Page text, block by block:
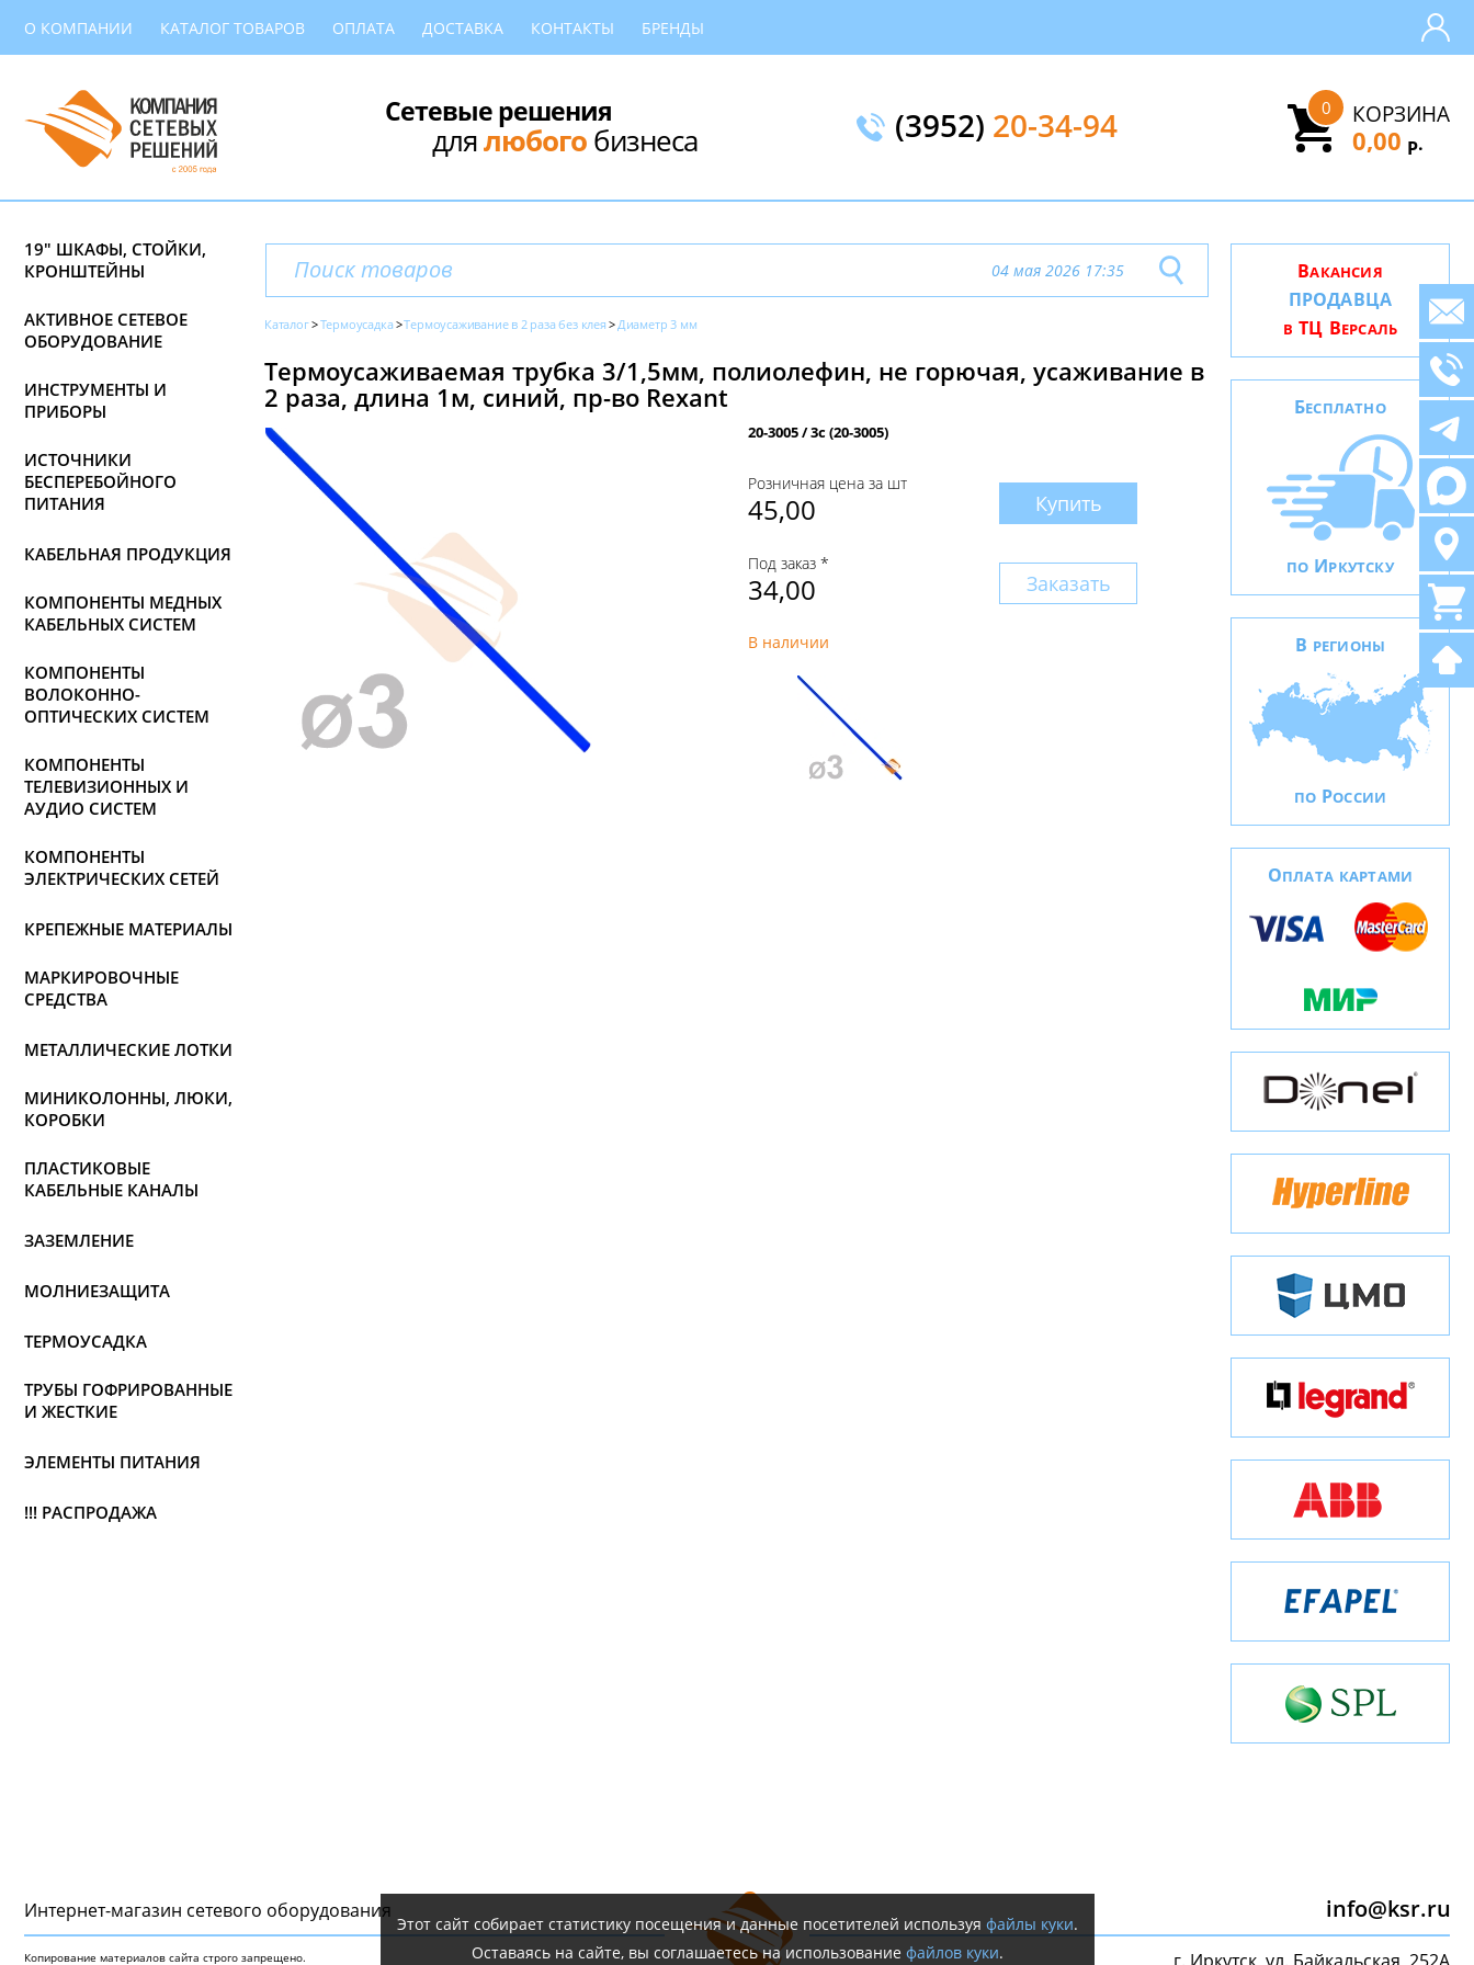
О КОМПАНИИ КАТАЛОГ ТОВАРОВ ОПЛАТА ДОСТАВКА КОНТАКТЫ БРЕНДЫ
Сетевые решения
длялюбогобизнеса (3952) 20-34-94 КОРЗИНА
0
0,00 Р.
19" ШКАФЫ, СТОЙКИ,
КРОНШТЕЙНЫ
АКТИВНОЕ СЕТЕВОЕ
ОБОРУДОВАНИЕ
ИНСТРУМЕНТЫ И
ПРИБОРЫ
ИСТОЧНИКИ
БЕСПЕРЕБОЙНОГО
ПИТАНИЯ
КАБЕЛЬНАЯ ПРОДУКЦИЯ
КОМПОНЕНТЫ МЕДНЫХ
КАБЕЛЬНЫХ СИСТЕМ
КОМПОНЕНТЫ
ВОЛОКОННО-
ОПТИЧЕСКИХ СИСТЕМ
КОМПОНЕНТЫ
ТЕЛЕВИЗИОННЫХ И
АУДИО СИСТЕМ
КОМПОНЕНТЫ
ЭЛЕКТРИЧЕСКИХ СЕТЕЙ
КРЕПЕЖНЫЕ МАТЕРИАЛЫ
МАРКИРОВОЧНЫЕ
СРЕДСТВА
МЕТАЛЛИЧЕСКИЕ ЛОТКИ
МИНИКОЛОННЫ, ЛЮКИ,
КОРОБКИ
ПЛАСТИКОВЫЕ
КАБЕЛЬНЫЕ КАНАЛЫ
ЗАЗЕМЛЕНИЕ
МОЛНИЕЗАЩИТА
ТЕРМОУСАДКА
ТРУБЫ ГОФРИРОВАННЫЕ
И ЖЕСТКИЕ
ЭЛЕМЕНТЫ ПИТАНИЯ
!!! РАСПРОДАЖА
04 мая 2026 17:35
Каталог Термоусадка Термоусаживание в 2 раза без клея Диаметр 3 мм
Термоусаживаемая трубка 3/1,5мм, полиолефин, не горючая, усаживание в
2 раза, длина 1м, синий, пр-во Rexant
20-3005 / 3с (20-3005)
Розничная цена за шт
45,00 Купить
Под заказ *
34,00 Заказать
В наличии
ВАКАНСИЯ
ПРОДАВЦА
В ТЦ ВЕРСАЛЬ
БЕСПЛАТНО
ПО ИРКУТСКУ
В РЕГИОНЫ
ПО РОССИИ
ОПЛАТА КАРТАМИ
Интернет-магазин сетeвого оборудования
Копирование материалов сайта строго запрещено.
info@ksr.ru
Этот сайт собирает статистику посещения и данные посетителей используя файлы куки.
Оставаясь на сайте, вы соглашаетесь на использование файлов куки.